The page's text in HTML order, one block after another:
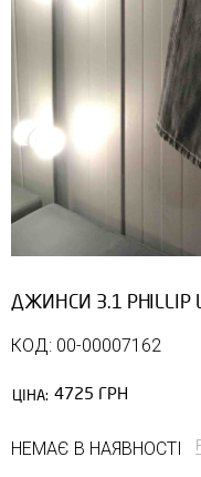
ДЖИНСИ 3.1 PHILLIP
КОД: 00-00007162
ЦІНА: 4725 ГРН
НЕМАЄ В НАЯВНОСТІ